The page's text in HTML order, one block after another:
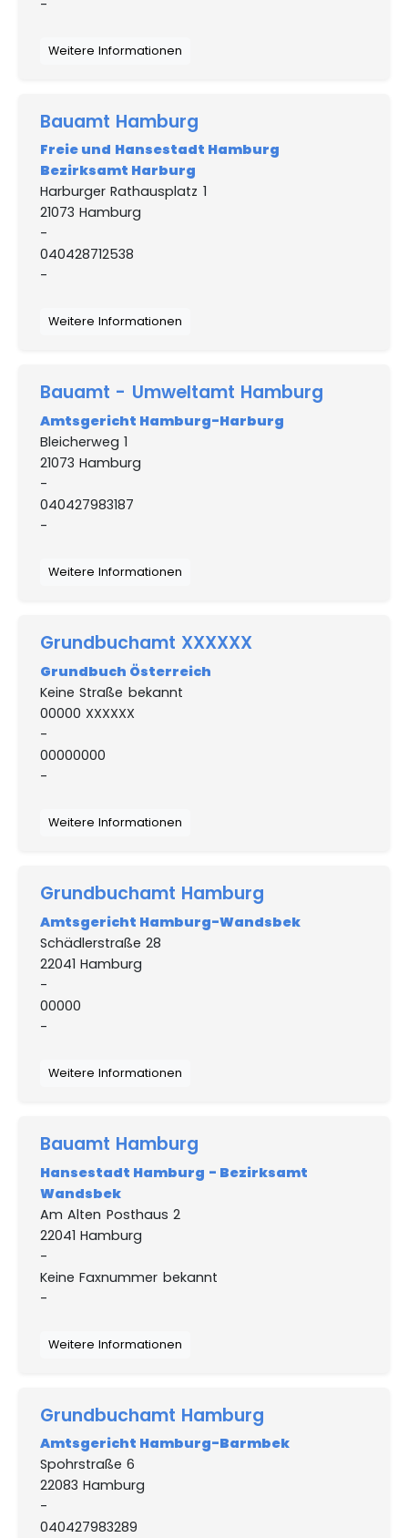
-
Weitere Informationen
Bauamt Hamburg
Freie und Hansestadt Hamburg
Bezirksamt Harburg
Harburger Rathausplatz 1
21073 Hamburg
-
040428712538
-
Weitere Informationen
Bauamt - Umweltamt Hamburg
Amtsgericht Hamburg-Harburg
Bleicherweg 1
21073 Hamburg
-
040427983187
-
Weitere Informationen
Grundbuchamt XXXXXX
Grundbuch Österreich
Keine Straße bekannt
00000 XXXXXX
-
00000000
-
Weitere Informationen
Grundbuchamt Hamburg
Amtsgericht Hamburg-Wandsbek
Schädlerstraße 28
22041 Hamburg
-
00000
-
Weitere Informationen
Bauamt Hamburg
Hansestadt Hamburg - Bezirksamt
Wandsbek
Am Alten Posthaus 2
22041 Hamburg
-
Keine Faxnummer bekannt
-
Weitere Informationen
Grundbuchamt Hamburg
Amtsgericht Hamburg-Barmbek
Spohrstraße 6
22083 Hamburg
-
040427983289